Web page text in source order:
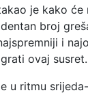
je kako će
broj
i
ovaj susret.
u ritmu